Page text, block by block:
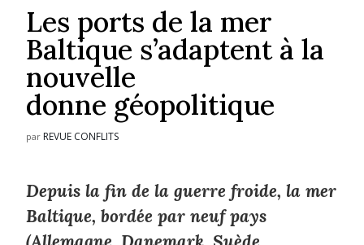
Les ports de la mer
Baltique s’adaptent à la
nouvelle
donne géopolitique
par REVUE CONFLITS
Depuis la fin de la guerre froide, la mer
Baltique, bordée par neuf pays